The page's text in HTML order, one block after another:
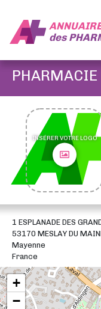
des
PHARMACIE
INSÉRER VOTRE LOGO
1 ESPLANADE DES
53170 MESLAY DU
Mayenne
France
+
−